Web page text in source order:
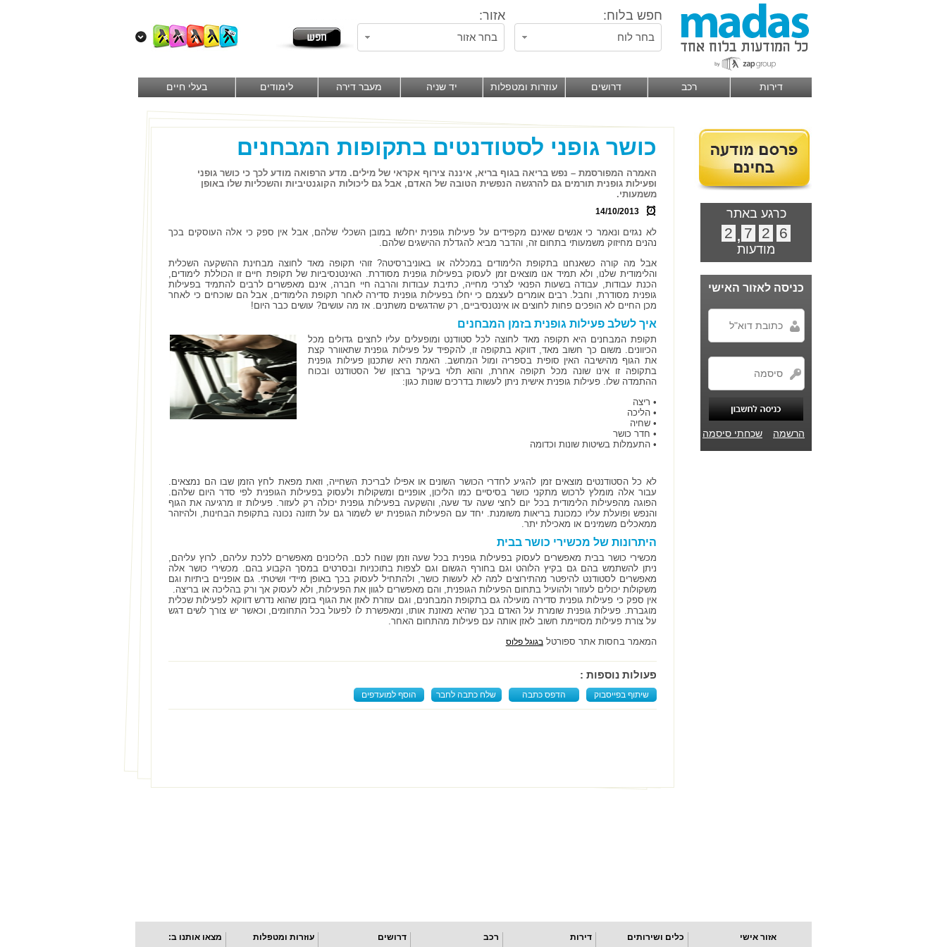
חפש בלוח: אזור:
בחר לוח בחר אזור
דירות רכב דרושים עוזרות ומטפלות יד שניה מעבר דירה לימודים בעלי חיים
כרגע באתר
6
2
7
,
2
מודעות
כניסה לאזור האישי
הרשמה שכחתי סיסמה
כושר גופני לסטודנטים בתקופות המבחנים
האמרה המפורסמת – נפש בריאה בגוף בריא, איננה צירוף אקראי של מילים. מדע הרפואה מודע לכך כי כושר גופני
ופעילות גופנית תורמים גם להרגשה הנפשית הטובה של האדם, אבל גם ליכולות הקוגנטיביות והשכליות שלו באופן
משמעותי.
14/10/2013
לא נגזים ונאמר כי אנשים שאינם מקפידים על פעילות גופנית יחלשו במובן השכלי שלהם, אבל אין ספק כי אלה העוסקים בכך
נהנים מחיזוק משמעותי בתחום זה, והדבר מביא להגדלת ההישגים שלהם.
אבל מה קורה כשאנחנו בתקופת הלימודים במכללה או באוניברסיטה? זוהי תקופה מאד לחוצה מבחינת ההשקעה השכלית
והלימודית שלנו, ולא תמיד אנו מוצאים זמן לעסוק בפעילות גופנית מסודרת. האינטנסיביות של תקופת חיים זו הכוללת לימודים,
הכנת עבודות, עבודה בשעות הפנאי לצרכי מחייה, כתיבת עבודות והרבה חיי חברה, אינם מאפשרים לרבים להתמיד בפעילות
גופנית מסודרת, וחבל. רבים אומרים לעצמם כי יחלו בפעילות גופנית סדירה לאחר תקופת הלימודים, אבל הם שוכחים כי לאחר
מכן החיים לא הופכים פחות לחוצים או אינטנסיביים, רק שהדגשים משתנים. אז מה עושים? עושים כבר היום!
איך לשלב פעילות גופנית בזמן המבחנים
תקופת המבחנים היא תקופה מאד לחוצה לכל סטודנט ומופעלים עליו לחצים גדולים מכל
הכיוונים. משום כך חשוב מאד, דווקא בתקופה זו, להקפיד על פעילות גופנית שתאוורר קצת
את הגוף מהישיבה האין סופית בספריה ומול המחשב. האמת היא שתכנון פעילות גופנית
בתקופה זו אינו שונה מכל תקופה אחרת, והוא תלוי בעיקר ברצון של הסטודנט ובכוח
ההתמדה שלו. פעילות גופנית אישית ניתן לעשות בדרכים שונות כגון:
• ריצה
• הליכה
• שחיה
• חדר כושר
• התעמלות בשיטות שונות וכדומה
לא כל הסטודנטים מוצאים זמן להגיע לחדרי הכושר השונים או אפילו לבריכת השחייה, וזאת מפאת לחץ הזמן שבו הם נמצאים.
עבור אלה מומלץ לרכוש מתקני כושר בסיסיים כמו הליכון, אופניים ומשקולות ולעסוק בפעילות הגופנית לפי סדר היום שלהם.
הפוגה מהפעילות הלימודית בכל יום לחצי שעה עד שעה, והשקעה בפעילות גופנית יכולה רק לעזור. פעילות זו מרגיעה את הגוף
והנפש ופועלת עליו כמכונת בריאות משומנת. יחד עם הפעילות הגופנית יש לשמור גם על תזונה נכונה בתקופת הבחינות, ולהיזהר
ממאכלים משמינים או מאכילת יתר.
היתרונות של מכשירי כושר בבית
מכשירי כושר בבית מאפשרים לעסוק בפעילות גופנית בכל שעה וזמן שנוח לכם. הליכונים מאפשרים ללכת עליהם, לרוץ עליהם,
ניתן להשתמש בהם גם בקיץ הלוהט וגם בחורף הגשום וגם לצפות בתוכניות ובסרטים במסך הקבוע בהם. מכשירי כושר אלה
מאפשרים לסטודנט להיפטר מהתירוצים למה לא לעשות כושר, ולהתחיל לעסוק בכך באופן מיידי ושיטתי. גם אופניים ביתיות וגם
משקולות יכולים לעזור ולהועיל בתחום הפעילות הגופנית, והם מאפשרים לגוון את הפעילות, ולא לעסוק אך ורק בהליכה או בריצה.
אין ספק כי פעילות גופנית סדירה מועילה גם בתקופת המבחנים, וגם עוזרת לאזן את הגוף בזמן שהוא נדרש דווקא לפעילות שכלית
מוגברת. פעילות גופנית שומרת על האדם בכך שהיא מאזנת אותו, ומאפשרת לו לפעול בכל התחומים, וכאשר יש צורך לשים דגש
על צורת פעילות מסויימת חשוב לאזן אותה עם פעילות מהתחום האחר.
המאמר בחסות אתר ספורטלבגוגל פלוס
פעולות נוספות :
שיתוף בפייסבוק הדפס כתבה שלח כתבה לחבר הוסף למועדפים
אזור אישי כלים ושירותים דירות רכב דרושים עוזרות ומטפלות מצאו אותנו ב: